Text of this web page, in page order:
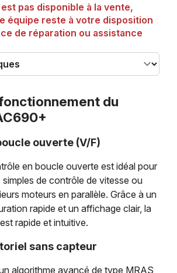
pas disponible à la vente,
équipe reste à votre disposition
de réparation ou assistance
du
ouverte (V/F)
en boucle ouverte est idéal pour
de contrôle de vitesse ou
moteurs en parallèle. Grâce à un
rapide et un affichage clair, la
rapide et intuitive.
sans capteur
algorithme avancé de type MRAS